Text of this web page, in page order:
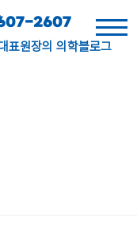
2607
표원장의 의학블로그